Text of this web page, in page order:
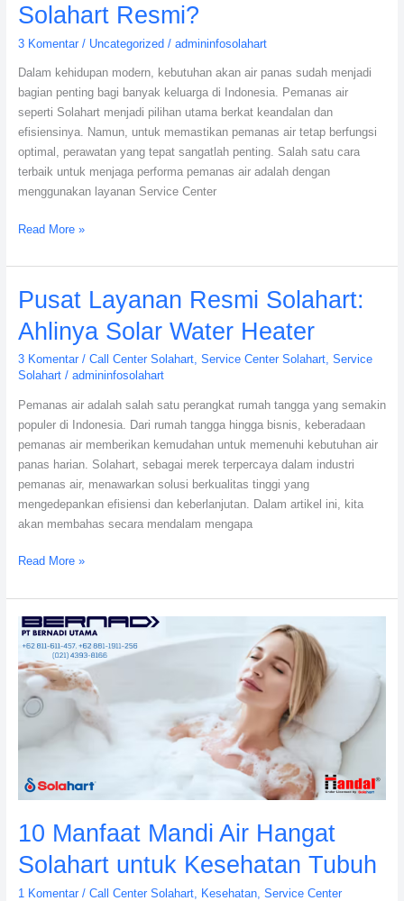
Solahart Resmi?
3 Komentar / Uncategorized/ admininfosolahart
Dalam kehidupan modern, kebutuhan akan air panas sudah menjadi
bagian penting bagi banyak keluarga di Indonesia. Pemanas air
seperti Solahart menjadi pilihan utama berkat keandalan dan
efisiensinya. Namun, untuk memastikan pemanas air tetap berfungsi
optimal, perawatan yang tepat sangatlah penting. Salah satu cara
terbaik untuk menjaga performa pemanas air adalah dengan
menggunakan layanan Service Center
Read More »
Pusat Layanan Resmi Solahart:
Ahlinya Solar Water Heater
3 Komentar / Call Center Solahart, Service Center Solahart, Service
Solahart/ admininfosolahart
Pemanas air adalah salah satu perangkat rumah tangga yang semakin
populer di Indonesia. Dari rumah tangga hingga bisnis, keberadaan
pemanas air memberikan kemudahan untuk memenuhi kebutuhan air
panas harian. Solahart, sebagai merek terpercaya dalam industri
pemanas air, menawarkan solusi berkualitas tinggi yang
mengedepankan efisiensi dan keberlanjutan. Dalam artikel ini, kita
akan membahas secara mendalam mengapa
Pusat
Layanan
Resmi
Solahart:
Ahlinya
Water
Heater
Read More »
10 Manfaat Mandi Air Hangat
Solahart untuk Kesehatan Tubuh
1 Komentar / Call Center Solahart, Kesehatan, Service Center
10
Manfaat
Mandi
Air
Hangat
Tubuh